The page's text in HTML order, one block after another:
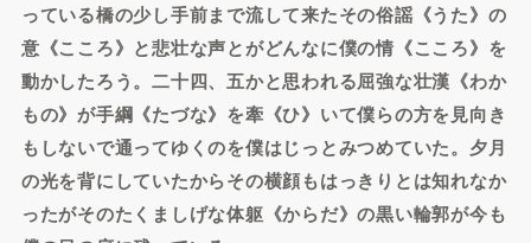
っている橋の少し手前まで流して来たその俗謡《うた》の
意《こころ》と悲壮な声とがどんなに僕の情《こころ》を
動かしたろう。二十四、五かと思われる屈強な壮漢《わか
もの》が手綱《たづな》を牽《ひ》いて僕らの方を見向き
もしないで通ってゆくのを僕はじっとみつめていた。夕月
の光を背にしていたからその横顔もはっきりとは知れなか
ったがそのたくましげな体躯《からだ》の黒い輪郭が今も